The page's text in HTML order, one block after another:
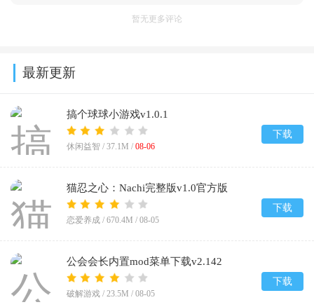
暂无更多评论
最新更新
搞个球球小游戏v1.0.1
休闲益智 / 37.1M / 08-06
下载
猫忍之心：Nachi完整版v1.0官方版
恋爱养成 / 670.4M / 08-05
下载
公会会长内置mod菜单下载v2.142
破解游戏 / 23.5M / 08-05
下载